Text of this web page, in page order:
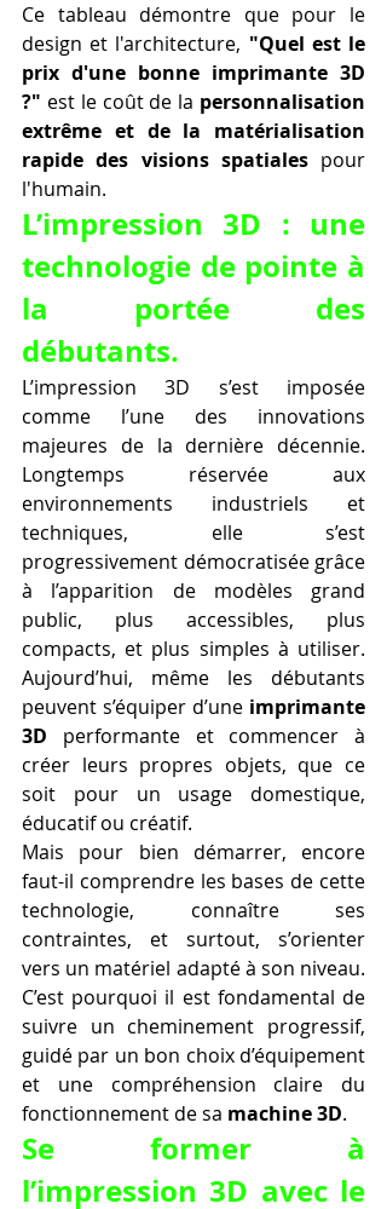
Ce tableau démontre que pour le
design et l'architecture, "Quel est le
prix d'une bonne imprimante 3D
?" est le coût de la personnalisation
extrême et de la matérialisation
rapide des visions spatiales pour
l'humain.
L’impression 3D : une
technologie de pointe à
la portée des
débutants.
L’impression 3D s’est imposée
comme l’une des innovations
majeures de la dernière décennie.
Longtemps réservée aux
environnements industriels et
techniques, elle s’est
progressivement démocratisée grâce
à l’apparition de modèles grand
public, plus accessibles, plus
compacts, et plus simples à utiliser.
Aujourd’hui, même les débutants
peuvent s’équiper d’une imprimante
3D performante et commencer à
créer leurs propres objets, que ce
soit pour un usage domestique,
éducatif ou créatif.
Mais pour bien démarrer, encore
faut-il comprendre les bases de cette
technologie, connaître ses
contraintes, et surtout, s’orienter
vers un matériel adapté à son niveau.
C’est pourquoi il est fondamental de
suivre un cheminement progressif,
guidé par un bon choix d’équipement
et une compréhension claire du
fonctionnement de sa machine 3D.
Se former à
l’impression 3D avec le